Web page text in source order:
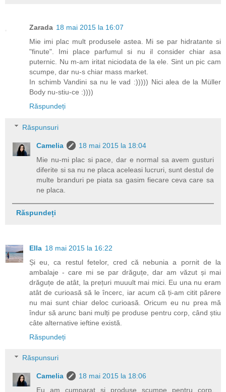
Zarada 18 mai 2015 la 16:07
Mie imi plac mult produsele astea. Mi se par hidratante si
"finute". Imi place parfumul si nu il consider chiar asa
puternic. Nu m-am iritat niciodata de la ele. Sint un pic cam
scumpe, dar nu-s chiar mass market.
In schimb Vandini sa nu le vad :))))) Nici alea de la Müller
Body nu-stiu-ce :))))
Răspundeți
Răspunsuri
Camelia
18 mai 2015 la 18:04
Mie nu-mi plac si pace, dar e normal sa avem gusturi
diferite si sa nu ne placa aceleasi lucruri, sunt destul de
multe branduri pe piata sa gasim fiecare ceva care sa
ne placa.
Răspundeți
Ella 18 mai 2015 la 16:22
Și eu, ca restul fetelor, cred că nebunia a pornit de la
ambalaje - care mi se par drăguțe, dar am văzut și mai
drăguțe de atât, la prețuri muuult mai mici. Eu una nu eram
atât de curioasă să le încerc, iar acum că ți-am citit părere
nu mai sunt chiar deloc curioasă. Oricum eu nu prea mă
îndur să arunc bani mulți pe produse pentru corp, când știu
câte alternative ieftine există.
Răspundeți
Răspunsuri
Camelia
18 mai 2015 la 18:06
Eu am cumparat si produse scumpe pentru corp,